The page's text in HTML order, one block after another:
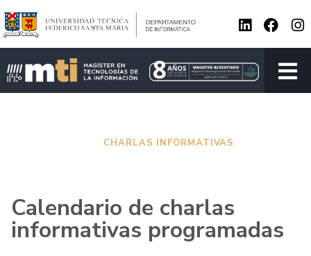
CHARLAS INFORMATIVAS
Calendario de charlas
informativas programadas